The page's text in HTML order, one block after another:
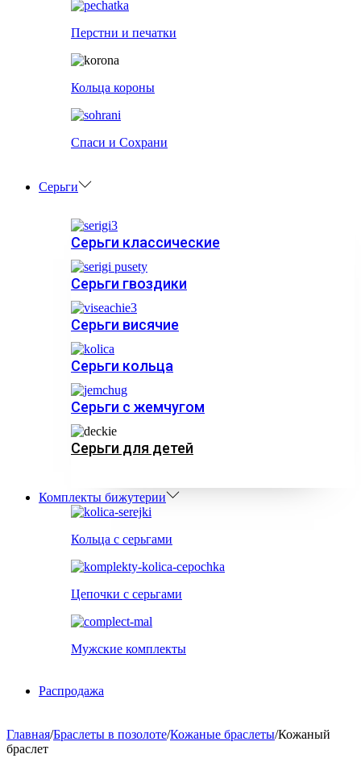
Перстни и печатки
Кольца короны
Спаси и Сохрани
Серьги
Серьги классические
Серьги гвоздики
Серьги висячие
Серьги кольца
Серьги с жемчугом
Серьги для детей
Комплекты бижутерии
Кольца с серьгами
Цепочки с серьгами
Мужские комплекты
Распродажа
Главная/Браслеты в позолоте/Кожаные браслеты/Кожаный
браслет